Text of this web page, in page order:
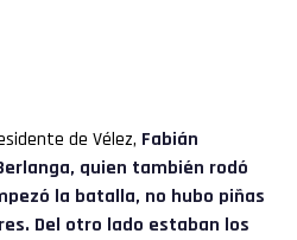
de Vélez, Fabián
quien también rodó
la batalla, no hubo piñas
Del otro lado estaban los